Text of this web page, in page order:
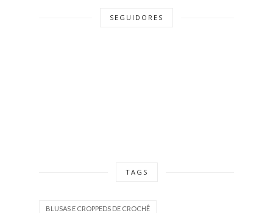
SEGUIDORES
TAGS
BLUSAS E CROPPEDS DE CROCHÊ